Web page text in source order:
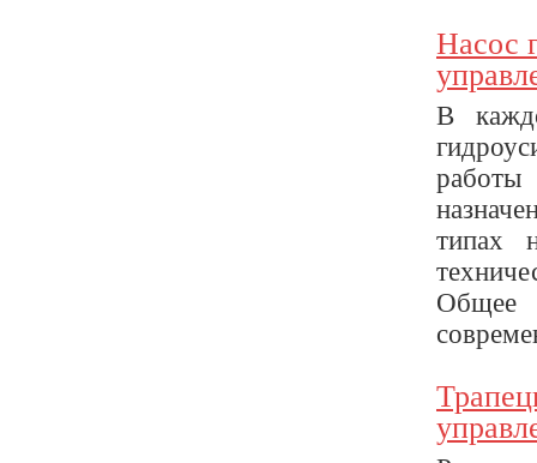
Насос
В
типах
Общее